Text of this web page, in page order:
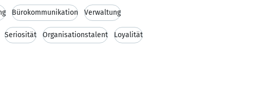
Bürokommunikation Verwaltung
Seriosität Organisationstalent Loyalität